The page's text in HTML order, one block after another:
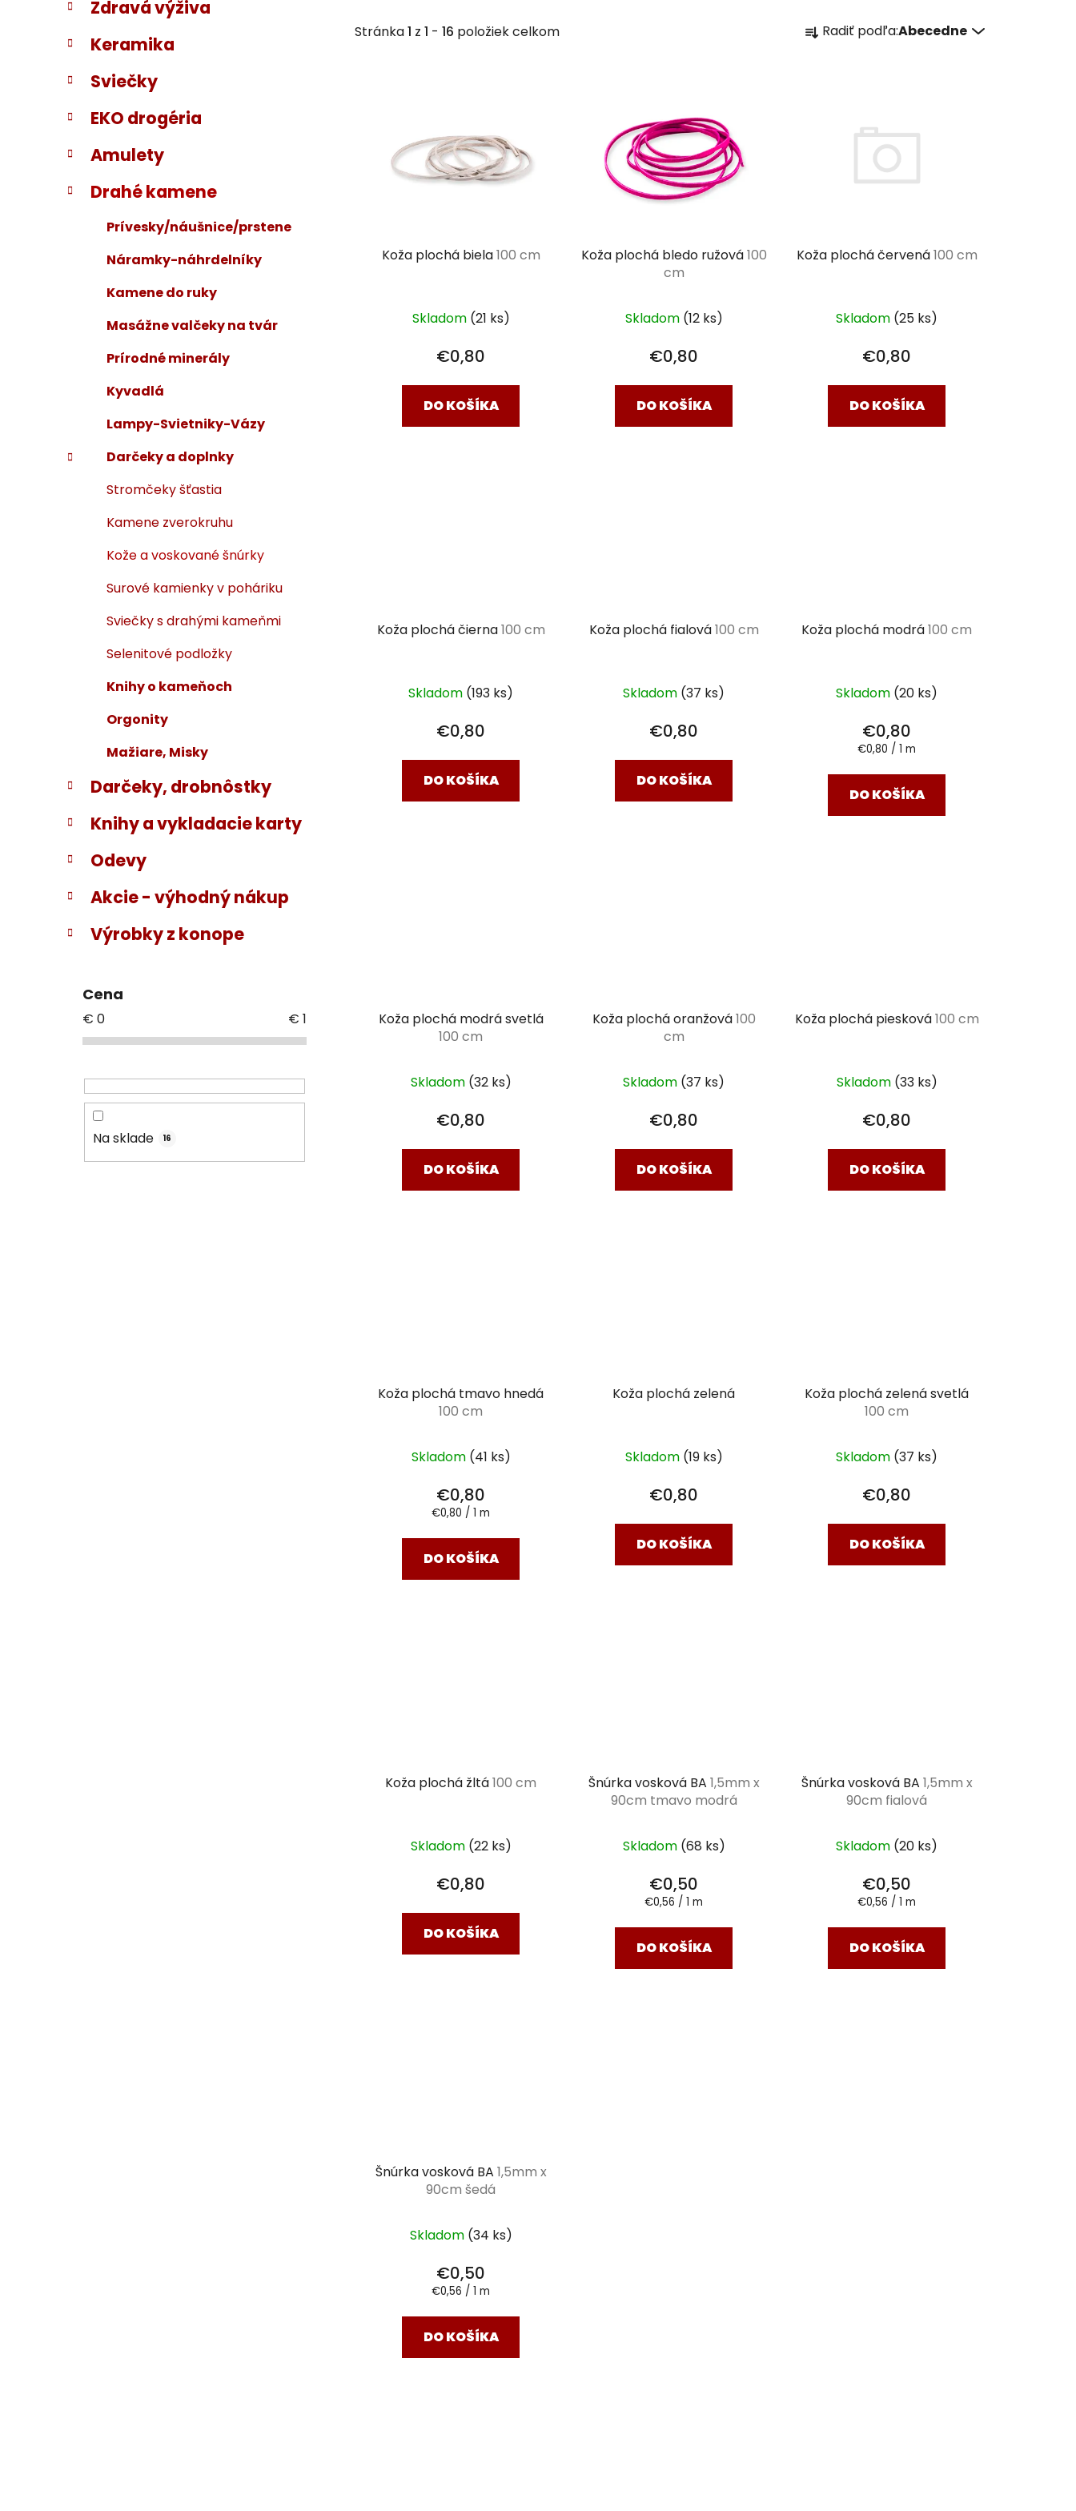
a
n
e
l
i
Zdravá výživa
Keramika
Sviečky
EKO drogéria
Amulety
Drahé kamene
Prívesky/náušnice/prstene
Náramky-náhrdelníky
Kamene do ruky
Masážne valčeky na tvár
Prírodné minerály
Kyvadlá
Lampy-Svietniky-Vázy
Darčeky a doplnky
Stromčeky šťastia
Kamene zverokruhu
Kože a voskované šnúrky
Surové kamienky v poháriku
Sviečky s drahými kameňmi
Selenitové podložky
Knihy o kameňoch
Orgonity
Mažiare, Misky
Darčeky, drobnôstky
Knihy a vykladacie karty
Odevy
Akcie - výhodný nákup
Výrobky z konope
Cena
€ 0 € 1
Na sklade 16
Stránka1 z 1 - 16 položiek celkom a
u
Radiť podľa:Abecedne
Koža plochá biela100 cm
Skladom (21 ks)
€0,80
DO KOŠÍKA
Koža plochá bledo ružová100
cm
Skladom (12 ks)
€0,80
DO KOŠÍKA
Koža plochá červená100 cm
Skladom (25 ks)
€0,80
DO KOŠÍKA
Koža plochá čierna100 cm
Skladom (193 ks)
€0,80
DO KOŠÍKA
Koža plochá fialová100 cm
Skladom (37 ks)
€0,80
DO KOŠÍKA
Koža plochá modrá100 cm
Skladom (20 ks)
€0,80
Jednotková
€0,80 / 1 m
DO KOŠÍKA
Koža plochá modrá svetlá
100 cm
Skladom (32 ks)
€0,80
DO KOŠÍKA
Koža plochá oranžová100
cm
Skladom (37 ks)
€0,80
DO KOŠÍKA
Koža plochá piesková100 cm
Skladom (33 ks)
€0,80
DO KOŠÍKA
Koža plochá tmavo hnedá
100 cm
Skladom (41 ks)
€0,80
Jednotková
€0,80 / 1 m
DO KOŠÍKA
Koža plochá zelená
Skladom (19 ks)
€0,80
DO KOŠÍKA
Koža plochá zelená svetlá
100 cm
Skladom (37 ks)
€0,80
DO KOŠÍKA
Koža plochá žltá100 cm
Skladom (22 ks)
€0,80
DO KOŠÍKA
Šnúrka vosková BA 1,5mm x
90cm tmavo modrá
Skladom (68 ks)
€0,50
Jednotková
€0,56 / 1 m
DO KOŠÍKA
Šnúrka vosková BA 1,5mm x
90cm fialová
Skladom (20 ks)
€0,50
Jednotková
€0,56 / 1 m
DO KOŠÍKA
Šnúrka vosková BA 1,5mm x
90cm šedá
Skladom (34 ks)
€0,50
Jednotková
€0,56 / 1 m
DO KOŠÍKA